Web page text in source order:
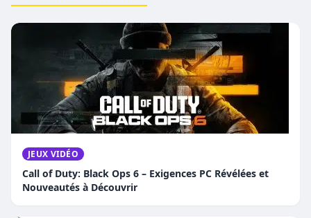
JEUX VIDÉO
Call of Duty: Black Ops 6 – Exigences PC Révélées et
Nouveautés à Découvrir